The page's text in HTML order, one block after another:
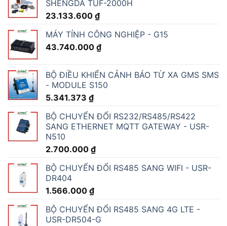
SHENGDA TUF-2000H
23.133.600 ₫
MÁY TÍNH CÔNG NGHIỆP - G15
43.740.000 ₫
BỘ ĐIỀU KHIỂN CẢNH BÁO TỪ XA GMS SMS
- MODULE S150
5.341.373 ₫
BỘ CHUYỂN ĐỔI RS232/RS485/RS422
SANG ETHERNET MQTT GATEWAY - USR-
N510
2.700.000 ₫
BỘ CHUYỂN ĐỔI RS485 SANG WIFI - USR-
DR404
1.566.000 ₫
BỘ CHUYỂN ĐỔI RS485 SANG 4G LTE -
USR-DR504-G